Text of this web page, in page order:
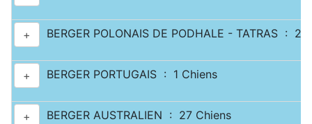
+ BERGER POLONAIS DE PODHALE - TATRAS : 2
+ BERGER PORTUGAIS : 1 Chiens
+ BERGER AUSTRALIEN : 27 Chiens